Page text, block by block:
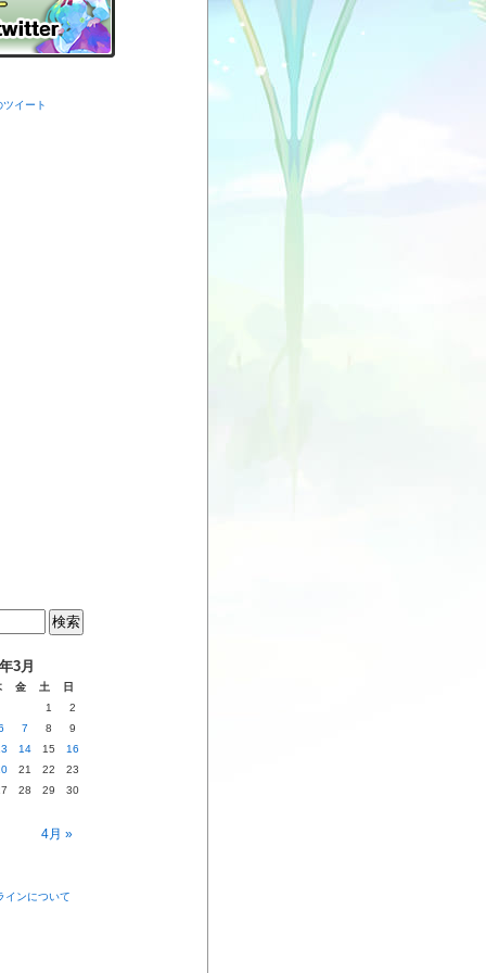
イート
3月
金 土 日
4月 »
1
2
7 8
9
14 15
16
21 22
23
28 29
30
インについて